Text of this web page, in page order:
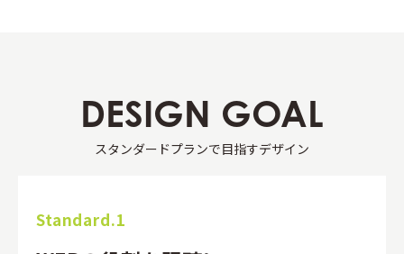
DESIGN GOAL
スタンダードプランで目指すデザイン
Standard.1